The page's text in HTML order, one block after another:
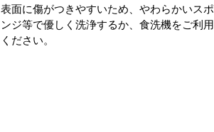
表面に傷がつきやすいため、やわらかいスポ
ンジ等で優しく洗浄するか、食洗機をご利用
ください。